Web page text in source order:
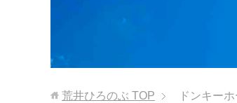
荒井ひろのぶ TOP ドンキー